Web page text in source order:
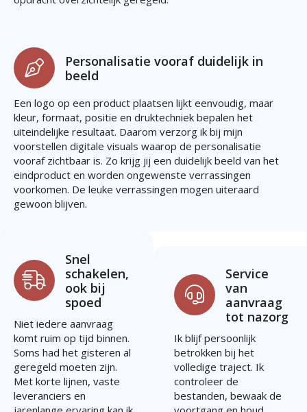
Personalisatie vooraf duidelijk in
beeld
Een logo op een product plaatsen lijkt eenvoudig, maar
kleur, formaat, positie en druktechniek bepalen het
uiteindelijke resultaat. Daarom verzorg ik bij mijn
voorstellen digitale visuals waarop de personalisatie
vooraf zichtbaar is. Zo krijg jij een duidelijk beeld van het
eindproduct en worden ongewenste verrassingen
voorkomen. De leuke verrassingen mogen uiteraard
gewoon blijven.
Snel
schakelen,
ook bij
spoed
Niet iedere aanvraag
komt ruim op tijd binnen.
Soms had het gisteren al
geregeld moeten zijn.
Met korte lijnen, vaste
leveranciers en
Service
van
aanvraag
tot nazorg
Ik blijf persoonlijk
betrokken bij het
volledige traject. Ik
controleer de
bestanden, bewaak de